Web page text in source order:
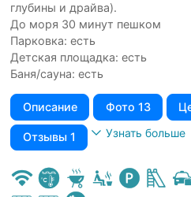
глубины и драйва).
До моря 30 минут пешком
Парковка: есть
Детская площадка: есть
Баня/сауна: есть
Описание Фото 13
Отзывы 1 Узнать больше